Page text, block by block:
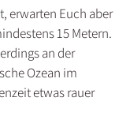
erwarten Euch aber
15 Metern.
an der
Ozean im
etwas rauer